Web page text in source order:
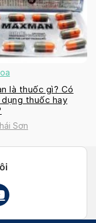
là thuốc gì? Có
thuốc hay
Sơn